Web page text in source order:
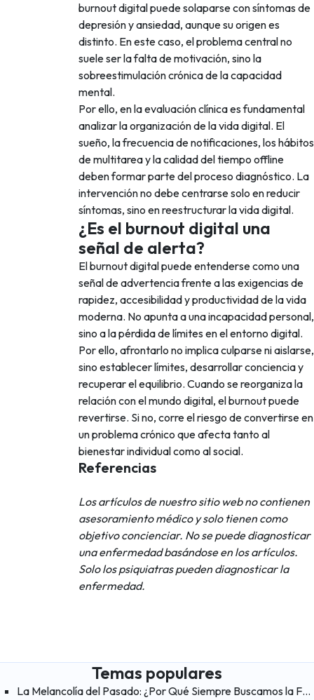
burnout digital puede solaparse con síntomas de
depresión y ansiedad, aunque su origen es
distinto. En este caso, el problema central no
suele ser la falta de motivación, sino la
sobreestimulación crónica de la capacidad
mental.
Por ello, en la evaluación clínica es fundamental
analizar la organización de la vida digital. El
sueño, la frecuencia de notificaciones, los hábitos
de multitarea y la calidad del tiempo offline
deben formar parte del proceso diagnóstico. La
intervención no debe centrarse solo en reducir
síntomas, sino en reestructurar la vida digital.
¿Es el burnout digital una
señal de alerta?
El burnout digital puede entenderse como una
señal de advertencia frente a las exigencias de
rapidez, accesibilidad y productividad de la vida
moderna. No apunta a una incapacidad personal,
sino a la pérdida de límites en el entorno digital.
Por ello, afrontarlo no implica culparse ni aislarse,
sino establecer límites, desarrollar conciencia y
recuperar el equilibrio. Cuando se reorganiza la
relación con el mundo digital, el burnout puede
revertirse. Si no, corre el riesgo de convertirse en
un problema crónico que afecta tanto al
bienestar individual como al social.
Referencias
Los artículos de nuestro sitio web no contienen
asesoramiento médico y solo tienen como
objetivo concienciar. No se puede diagnosticar
una enfermedad basándose en los artículos.
Solo los psiquiatras pueden diagnosticar la
enfermedad.
Temas populares
La Melancolía del Pasado: ¿Por Qué Siempre Buscamos la Felicidad en los «Viejos Tiempos»?